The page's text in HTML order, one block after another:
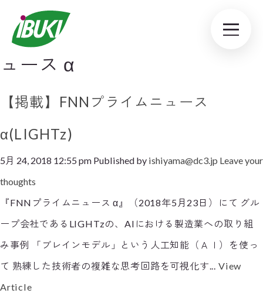
Tag Archive: FNNプライムニ
ュース α
【掲載】FNNプライムニュース
α(LIGHTz)
5月 24, 2018 12:55 pm Published by ishiyama@dc3.jp Leave your
thoughts
『FNNプライムニュース α』（2018年5月23日）にて グル
ープ会社であるLIGHTzの、AIにおける製造業への取り組
み事例 「ブレインモデル」という人工知能（ＡＩ）を使っ
て 熟練した技術者の複雑な思考回路を可視化す... View
Article